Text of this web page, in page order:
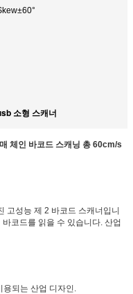
소형 스캐너
체인 바코드 스캐닝 총 60cm/s
고성능 제 2 바코드 스캐너입니
코드를 읽을 수 있습니다. 산업
용되는 산업 디자인.